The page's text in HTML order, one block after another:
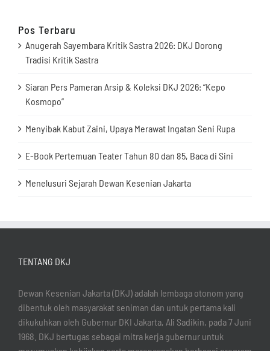
Pos Terbaru
Anugerah Sayembara Kritik Sastra 2026: DKJ Dorong
Tradisi Kritik Sastra
Siaran Pers Pameran Arsip & Koleksi DKJ 2026: “Kepo
Kosmopo”
Menyibak Kabut Zaini, Upaya Merawat Ingatan Seni Rupa
E-Book Pertemuan Teater Tahun 80 dan 85, Baca di Sini
Menelusuri Sejarah Dewan Kesenian Jakarta
TENTANG DKJ
Dewan Kesenian Jakarta (DKJ) adalah lembaga otonom yang
dibentuk oleh masyarakat seniman dan untuk pertama kali
dikukuhkan oleh Gubernur DKI Jakarta, Ali Sadikin, pada 7 Juni
1968. DKJ bertugas sebagai mitra kerja gubernur untuk